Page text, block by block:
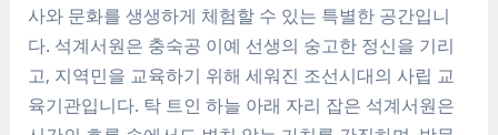
사와 문화를 생생하게 체험할 수 있는 특별한 공간입니
다. 석계서원은 충숙공 이예 선생의 숭고한 정신을 기리
고, 지역민을 교육하기 위해 세워진 조선시대의 사립 교
육기관입니다. 탁 트인 하늘 아래 자리 잡은 석계서원은